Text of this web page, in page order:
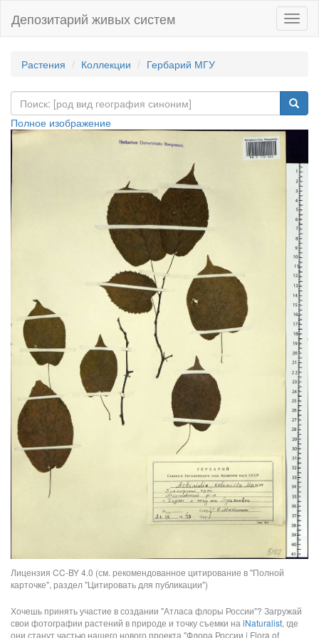
Депозитарий живых систем
Растения Коллекции Гербарий МГУ
Полное изображение
Лицензия CC-BY 4.0 (см. рекомендованное цитирование в "Полной
карточке", раздел "Цитировать для публикации")
Хочешь принять участие в создании "Атласа флоры России"? Загружай
свои фотографии растений в природе и точку съемки на iNaturalist, где
они станут частью нашего нового проекта "Флора России | Flora of